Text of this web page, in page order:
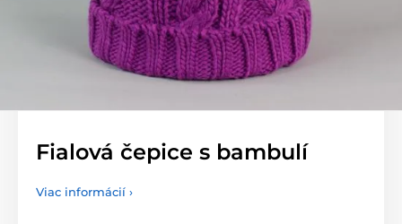
Fialová čepice s bambulí
Viac informácií ›